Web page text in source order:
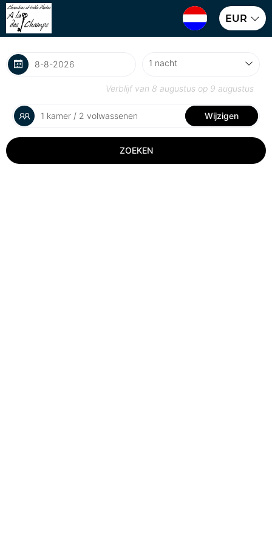
EUR
Verblijf van 8 augustus op 9 augustus
1 kamer / 2 volwassenen Wijzigen